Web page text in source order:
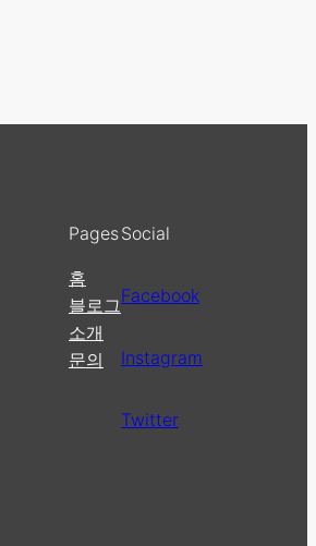
Pages
홈
블로그
소개
문의
Social
Facebook
Instagram
Twitter